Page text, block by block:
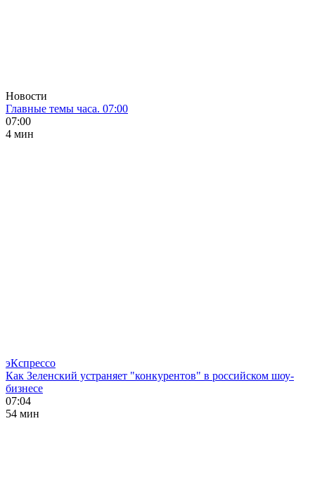
Новости
Главные темы часа. 07:00
07:00
4 мин
эКспрессо
Как Зеленский устраняет "конкурентов" в российском шоу-
бизнесе
07:04
54 мин